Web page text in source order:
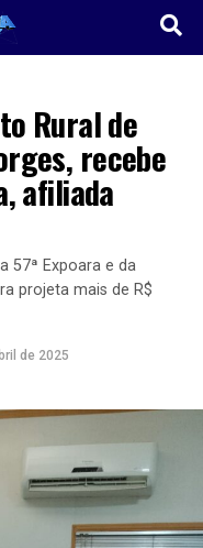
Rural de
recebe
afiliada
57ª Expoara e da
projeta mais de R$
de 2025